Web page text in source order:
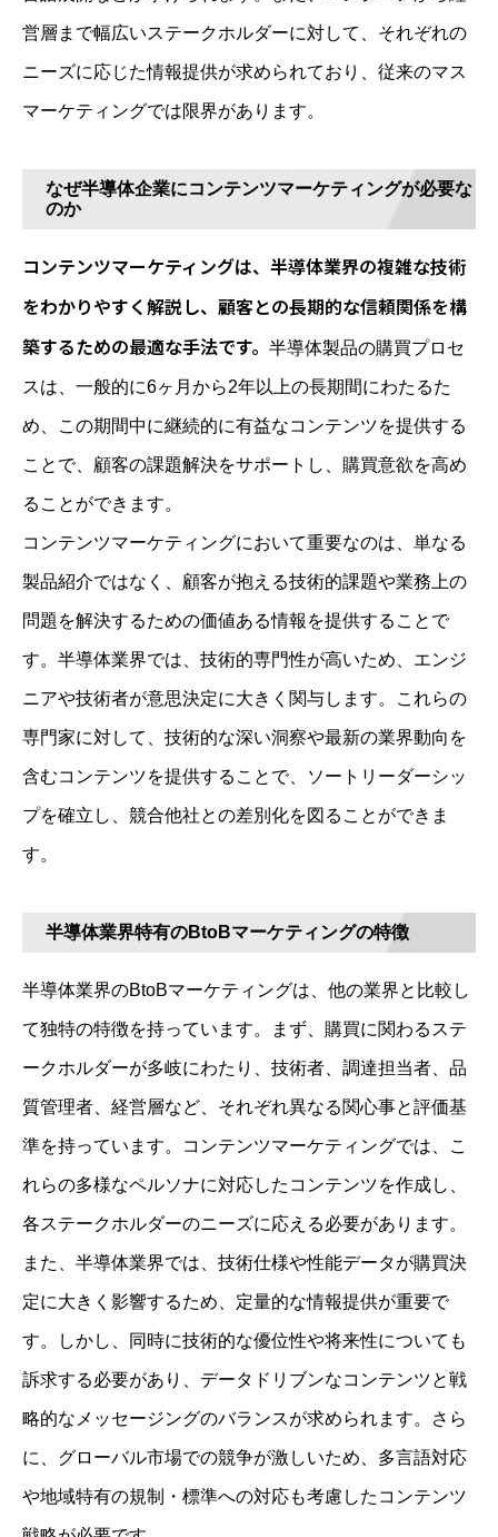
営層まで幅広いステークホルダーに対して、それぞれの
ニーズに応じた情報提供が求められており、従来のマス
マーケティングでは限界があります。
なぜ半導体企業にコンテンツマーケティングが必要な
のか
コンテンツマーケティングは、半導体業界の複雑な技術
をわかりやすく解説し、顧客との長期的な信頼関係を構
築するための最適な手法です。 半導体製品の購買プロセ
スは、一般的に6ヶ月から2年以上の長期間にわたるた
め、この期間中に継続的に有益なコンテンツを提供する
ことで、顧客の課題解決をサポートし、購買意欲を高め
ることができます。
コンテンツマーケティングにおいて重要なのは、単なる
製品紹介ではなく、顧客が抱える技術的課題や業務上の
問題を解決するための価値ある情報を提供することで
す。半導体業界では、技術的専門性が高いため、エンジ
ニアや技術者が意思決定に大きく関与します。これらの
専門家に対して、技術的な深い洞察や最新の業界動向を
含むコンテンツを提供することで、ソートリーダーシッ
プを確立し、競合他社との差別化を図ることができま
す。
半導体業界特有のBtoBマーケティングの特徴
半導体業界のBtoBマーケティングは、他の業界と比較し
て独特の特徴を持っています。まず、購買に関わるステ
ークホルダーが多岐にわたり、技術者、調達担当者、品
質管理者、経営層など、それぞれ異なる関心事と評価基
準を持っています。コンテンツマーケティングでは、こ
れらの多様なペルソナに対応したコンテンツを作成し、
各ステークホルダーのニーズに応える必要があります。
また、半導体業界では、技術仕様や性能データが購買決
定に大きく影響するため、定量的な情報提供が重要で
す。しかし、同時に技術的な優位性や将来性についても
訴求する必要があり、データドリブンなコンテンツと戦
略的なメッセージングのバランスが求められます。さら
に、グローバル市場での競争が激しいため、多言語対応
や地域特有の規制・標準への対応も考慮したコンテンツ